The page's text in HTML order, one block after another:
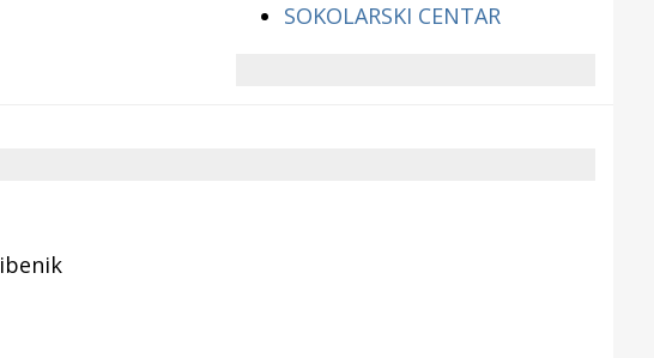
SOKOLARSKI CENTAR